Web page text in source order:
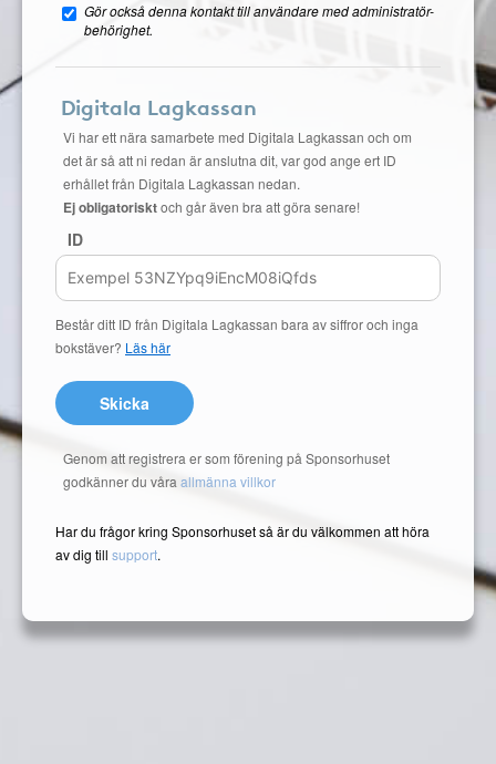
Gör också denna kontakt till användare med administratör-
behörighet.
Digitala Lagkassan
Vi har ett nära samarbete med Digitala Lagkassan och om
det är så att ni redan är anslutna dit, var god ange ert ID
erhållet från Digitala Lagkassan nedan.
Ej obligatorisktoch går även bra att göra senare!
ID
Består ditt ID från Digitala Lagkassan bara av siffror och inga
bokstäver? Läs här
Skicka
Genom att registrera er som förening på Sponsorhuset
godkänner du våra allmänna villkor
Har du frågor kring Sponsorhuset så är du välkommen att höra
av dig till support.